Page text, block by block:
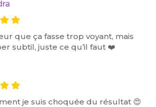
que ça fasse trop voyant, mais
subtil, juste ce qu’il faut ❤️
je suis choquée du résultat 😍